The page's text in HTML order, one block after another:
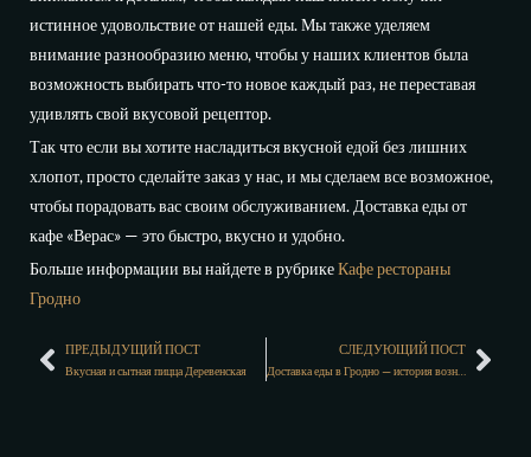
истинное удовольствие от нашей еды. Мы также уделяем
внимание разнообразию меню, чтобы у наших клиентов была
возможность выбирать что-то новое каждый раз, не переставая
удивлять свой вкусовой рецептор.
Так что если вы хотите насладиться вкусной едой без лишних
хлопот, просто сделайте заказ у нас, и мы сделаем все возможное,
чтобы порадовать вас своим обслуживанием. Доставка еды от
кафе «Верас» — это быстро, вкусно и удобно.
Больше информации вы найдете в рубрикеКафе рестораны
Гродно
ПРЕДЫДУЩИЙ ПОСТ
Вкусная и сытная пицца Деревенская
СЛЕДУЮЩИЙ ПОСТ
Доставка еды в Гродно — история возникновения эволюции гастрономического удобства